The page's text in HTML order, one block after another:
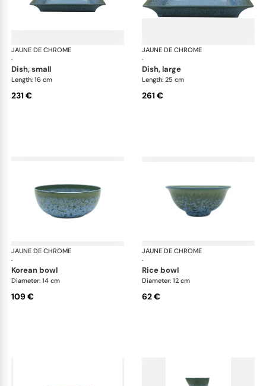
JAUNE DE CHROME
·
Nymphéa
dish, small
Length: 16 cm
231 €
JAUNE DE CHROME
·
dish, large
Length: 25 cm
261 €
JAUNE DE CHROME
·
Nymphéa
korean bowl
Diameter: 14 cm
109 €
JAUNE DE CHROME
·
rice bowl
Diameter: 12 cm
62 €